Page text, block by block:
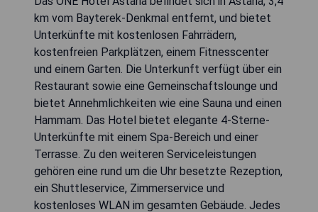
km vom Bayterek-Denkmal entfernt, und bietet
Unterkünfte mit kostenlosen Fahrrädern,
kostenfreien Parkplätzen, einem Fitnesscenter
und einem Garten. Die Unterkunft verfügt über ein
Restaurant sowie eine Gemeinschaftslounge und
bietet Annehmlichkeiten wie eine Sauna und einen
Hammam. Das Hotel bietet elegante 4-Sterne-
Unterkünfte mit einem Spa-Bereich und einer
Terrasse. Zu den weiteren Serviceleistungen
gehören eine rund um die Uhr besetzte Rezeption,
ein Shuttleservice, Zimmerservice und
kostenloses WLAN im gesamten Gebäude. Jedes